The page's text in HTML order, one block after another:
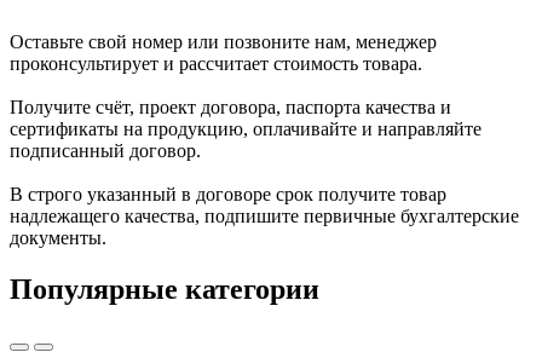
Оставьте свой номер или позвоните нам, менеджер
проконсультирует и рассчитает стоимость товара.
Получите счёт, проект договора, паспорта качества и
сертификаты на продукцию, оплачивайте и направляйте
подписанный договор.
В строго указанный в договоре срок получите товар
надлежащего качества, подпишите первичные бухгалтерские
документы.
Популярные категории